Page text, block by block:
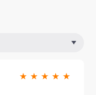
★ ★ ★ ★ ★